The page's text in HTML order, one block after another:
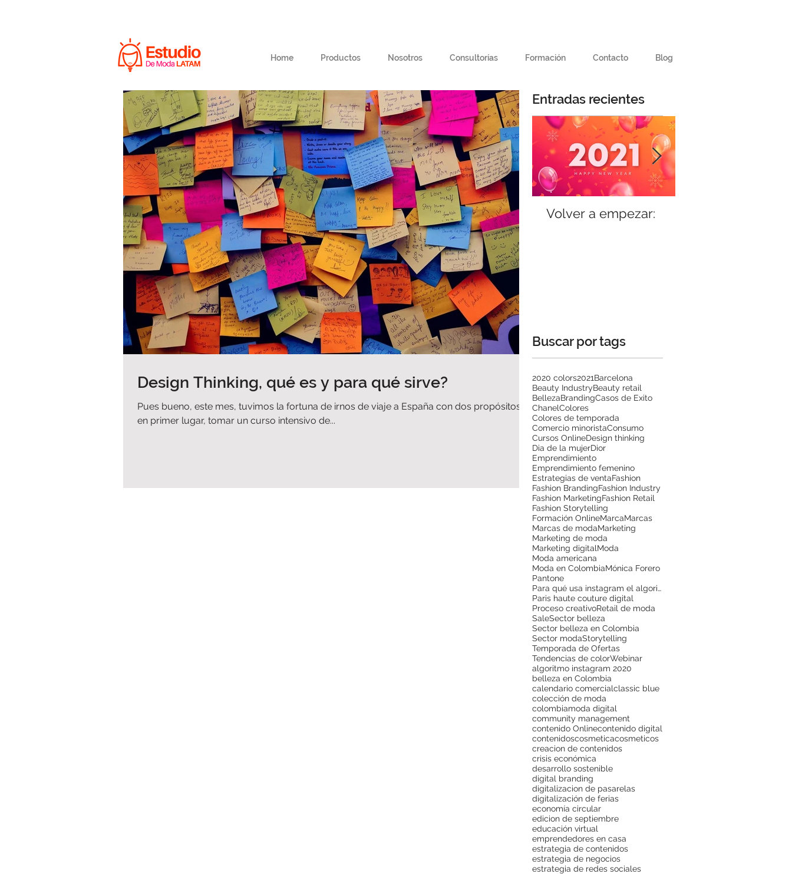
Home Productos Nosotros Consultorías Formación Contacto Blog
Design Thinking, qué es y para qué sirve?
Pues bueno, este mes, tuvimos la fortuna de irnos de viaje a España con dos propósitos:
en primer lugar, tomar un curso intensivo de...
Entradas recientes
Volver a empezar:
Buscar por tags
2020 colors2021Barcelona
Beauty IndustryBeauty retail
BellezaBrandingCasos de Exito
ChanelColores
Colores de temporada
Comercio minoristaConsumo
Cursos OnlineDesign thinking
Dia de la mujerDior
Emprendimiento
Emprendimiento femenino
Estrategias de ventaFashion
Fashion BrandingFashion Industry
Fashion MarketingFashion Retail
Fashion Storytelling
Formación OnlineMarcaMarcas
Marcas de modaMarketing
Marketing de moda
Marketing digitalModa
Moda americana
Moda en ColombiaMónica Forero
Pantone
Para qué usa instagram el algoritmo
Paris haute couture digital
Proceso creativoRetail de moda
SaleSector belleza
Sector belleza en Colombia
Sector modaStorytelling
Temporada de Ofertas
Tendencias de colorWebinar
algoritmo instagram 2020
belleza en Colombia
calendario comercialclassic blue
colección de moda
colombiamoda digital
community management
contenido Onlinecontenido digital
contenidoscosmeticacosmeticos
creacion de contenidos
crisis económica
desarrollo sostenible
digital branding
digitalizacion de pasarelas
digitalización de ferias
economía circular
edicion de septiembre
educación virtual
emprendedores en casa
estrategia de contenidos
estrategia de negocios
estrategia de redes sociales